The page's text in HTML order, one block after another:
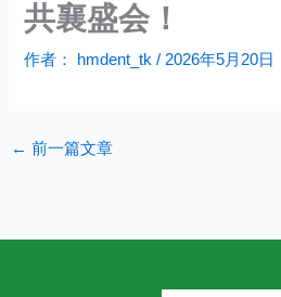
共襄盛会！
作者： hmdent_tk/2026年5月20日
← 前一篇文章